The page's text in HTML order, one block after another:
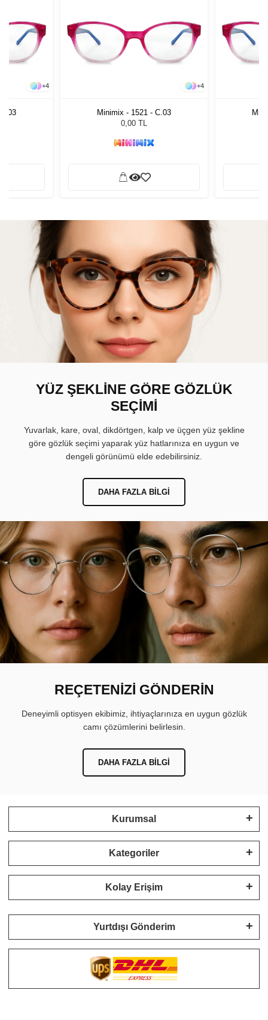
+4 +4
Minimix - 1521 - C.03
0,00 TL
YÜZ ŞEKLİNE GÖRE GÖZLÜK
SEÇİMİ
Yuvarlak, kare, oval, dikdörtgen, kalp ve üçgen yüz şekline
göre gözlük seçimi yaparak yüz hatlarınıza en uygun ve
dengeli görünümü elde edebilirsiniz.
DAHA FAZLA BILGI
REÇETENİZİ GÖNDERİN
Deneyimli optisyen ekibimiz, ihtiyaçlarınıza en uygun gözlük
camı çözümlerini belirlesin.
DAHA FAZLA BILGI
Kurumsal
Kategoriler
Kolay Erişim
Yurtdışı Gönderim